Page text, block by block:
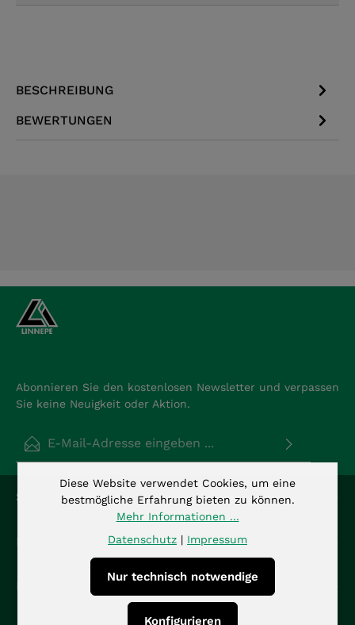
BESCHREIBUNG
BEWERTUNGEN
Abonnieren Sie den kostenlosen Newsletter und verpassen
Sie keine Neuigkeit oder Aktion.
Datenschutz
Ich habe dieDatenschutzbestimmungenzur
Kenntnis genommen und dieAGBgelesen und bin
mit ihnen einverstanden.
Die mit einem Stern (*) markierten Felder sind
Pflichtfelder.
Service-Hotline
Diese Website verwendet Cookies, um eine
bestmögliche Erfahrung bieten zu können.
Mehr Informationen ...
Datenschutz | Impressum
Nur technisch notwendige
Konfigurieren